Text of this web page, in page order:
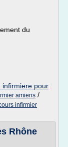
du
infirmiere pour
amiens /
infirmier
Rhône